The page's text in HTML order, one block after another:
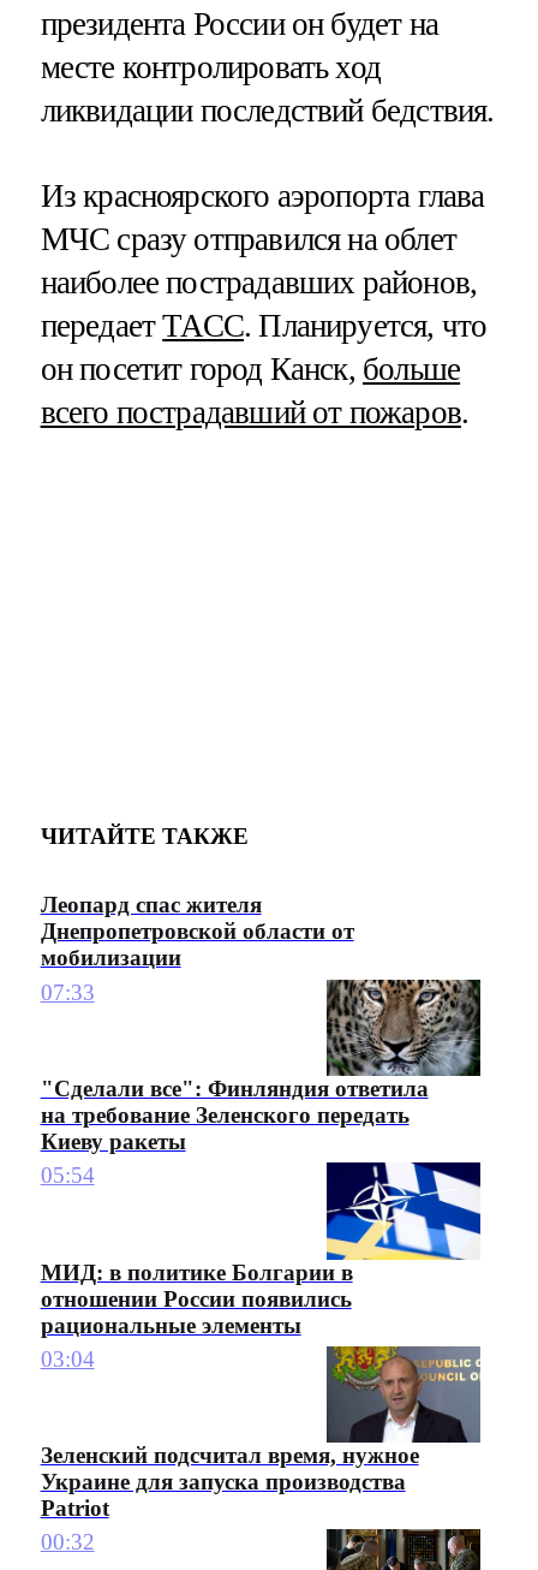
президента России он будет на
месте контролировать ход
ликвидации последствий бедствия.
Из красноярского аэропорта глава
МЧС сразу отправился на облет
наиболее пострадавших районов,
передаетТАСС. Планируется, что
он посетит город Канск, больше
всего пострадавший от пожаров.
ЧИТАЙТЕ ТАКЖЕ
Леопард спас жителя
Днепропетровской области от
мобилизации
07:33
"Сделали все": Финляндия ответила
на требование Зеленского передать
Киеву ракеты
05:54
МИД: в политике Болгарии в
отношении России появились
рациональные элементы
03:04
Зеленский подсчитал время, нужное
Украине для запуска производства
Patriot
00:32